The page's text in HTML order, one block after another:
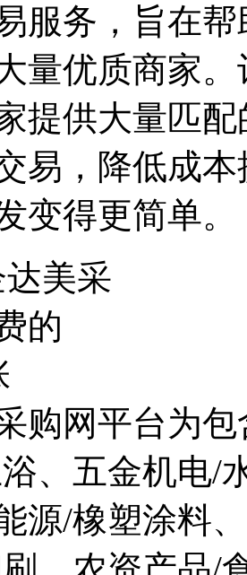
服务，旨在
量优质商家
提供大量匹
易，降低成
变得更简单。
购网平台为
、五金机电/
源/橡塑涂料